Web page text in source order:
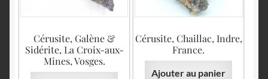
Cérusite, Galène &
Sidérite, La Croix-aux-
Mines, Vosges.
Cérusite, Chaillac, Indre,
France.
Ajouter au panier